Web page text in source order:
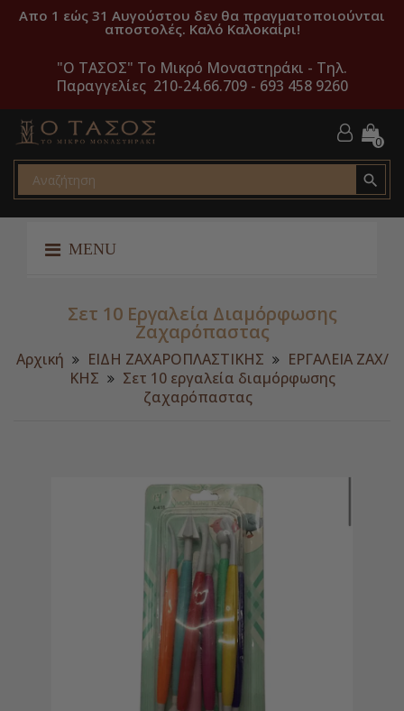
Απο 1 εώς 31 Αυγούστου δεν θα πραγματοποιούνται
αποστολές. Καλό Καλοκαίρι!
"O ΤΑΣΟΣ" Το Μικρό Μοναστηράκι - Τηλ.
Παραγγελίες 210-24.66.709 - 693 458 9260
0

MENU
Σετ 10 Εργαλεία Διαμόρφωσης
Ζαχαρόπαστας
Αρχική ΕΙΔΗ ΖΑΧΑΡΟΠΛΑΣΤΙΚΗΣ
ΕΡΓΑΛΕΙΑ ΖΑΧ/
ΚΗΣ
Σετ 10 εργαλεία διαμόρφωσης
ζαχαρόπαστας